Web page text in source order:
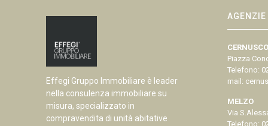
Effegi Gruppo Immobiliare è leader
nella consulenza immobiliare su
misura, specializzato in
compravendita di unità abitative
AGENZIE
Piazza
Telefono:
mail:
MELZO
Via
Telefono: